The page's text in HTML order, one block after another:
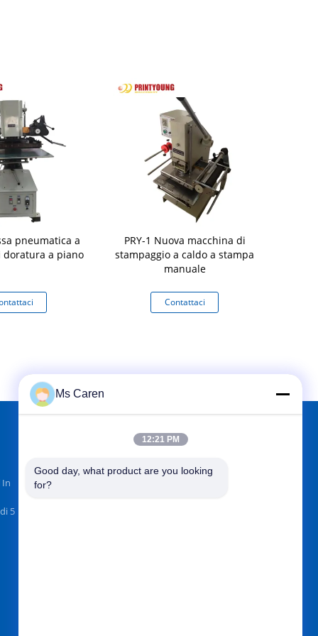
pneumatica a
doratura a piano
PRY-1 Nuova macchina di
stampaggio a caldo a stampa
manuale
Contattaci
5
TROVACI SU
Ms Caren
12:21 PM
Good day, what product are you looking
for?